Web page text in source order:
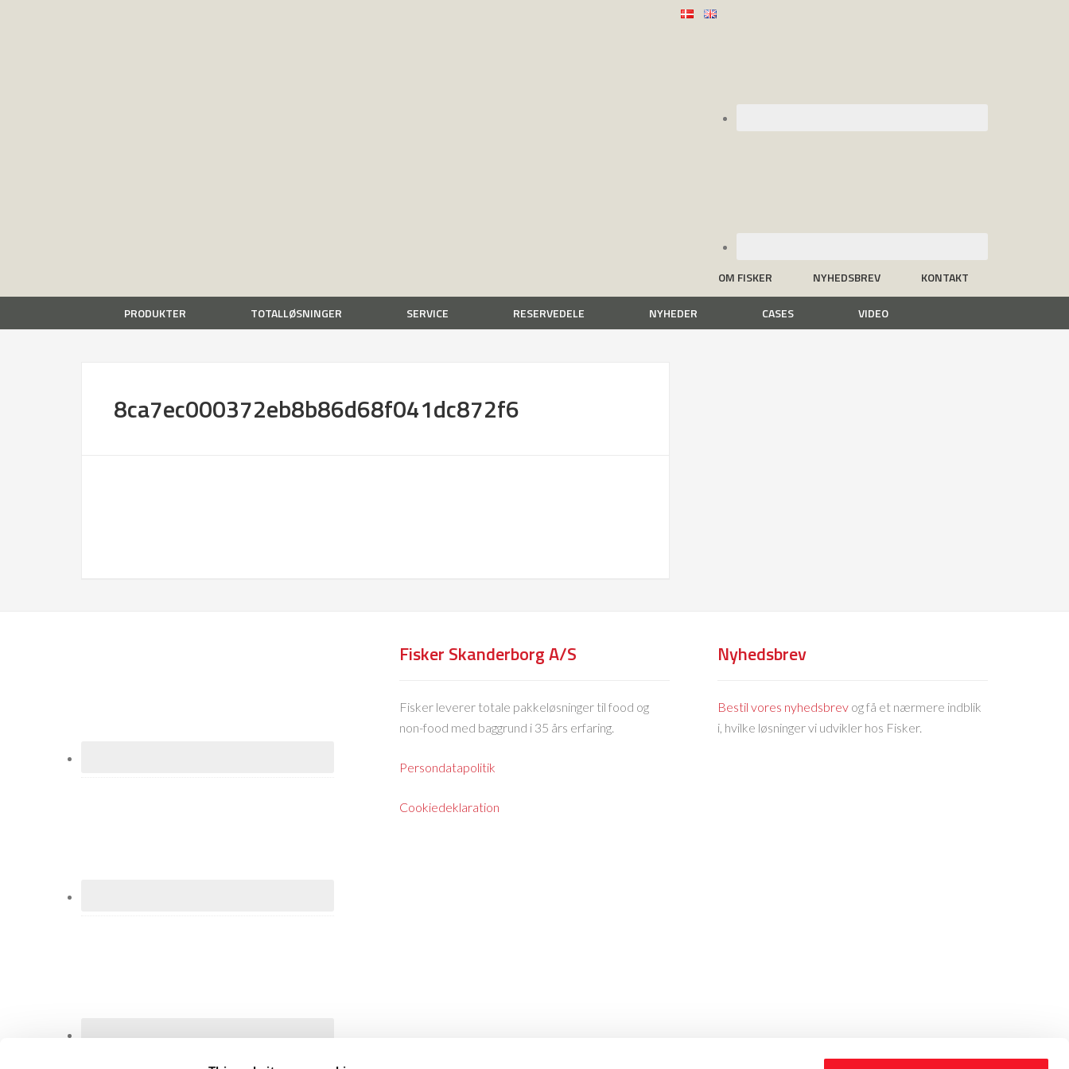
OM FISKER NYHEDSBREV KONTAKT
PRODUKTER TOTALLØSNINGER SERVICE RESERVEDELE NYHEDER CASES VIDEO
8ca7ec000372eb8b86d68f041dc872f6
Fisker Skanderborg A/S
Fisker leverer totale pakkeløsninger til food og
non-food med baggrund i 35 års erfaring.
Persondatapolitik
Cookiedeklaration
Nyhedsbrev
Bestil vores nyhedsbrev og få et nærmere indblik
i, hvilke løsninger vi udvikler hos Fisker.